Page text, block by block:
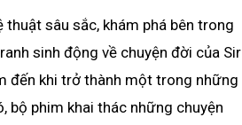
sâu sắc, khám phá bên trong
sinh động về chuyện đời của Sir
đến khi trở thành một trong những
bộ phim khai thác những chuyện